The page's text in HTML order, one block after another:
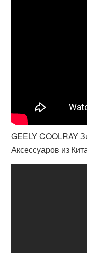
GEELY COOLRAY
Аксессуаров из